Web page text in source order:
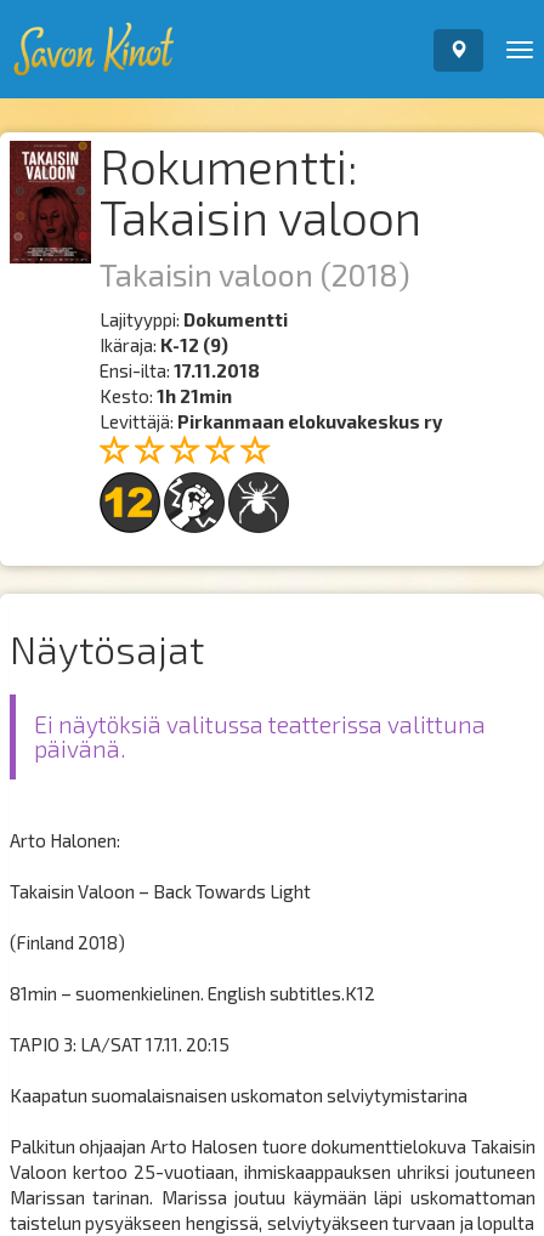
Rokumentti:
Takaisin valoon
Takaisin valoon (2018)
Lajityyppi: Dokumentti
Ikäraja: K-12 (9)
Ensi-ilta:17.11.2018
Kesto:1h 21min
Levittäjä: Pirkanmaan elokuvakeskus ry
Näytösajat
Ei näytöksiä valitussa teatterissa valittuna
päivänä.
Arto Halonen:
Takaisin Valoon – Back Towards Light
(Finland 2018)
81min – suomenkielinen. English subtitles.K12
TAPIO 3: LA/SAT 17.11. 20:15
Kaapatun suomalaisnaisen uskomaton selviytymistarina
Palkitun ohjaajan Arto Halosen tuore dokumenttielokuva Takaisin
Valoon kertoo 25-vuotiaan, ihmiskaappauksen uhriksi joutuneen
Marissan tarinan. Marissa joutuu käymään läpi uskomattoman
taistelun pysyäkseen hengissä, selviytyäkseen turvaan ja lopulta